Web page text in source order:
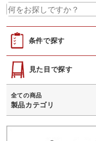
条件で探す
見た目で探す
全ての商品
製品カテゴリ